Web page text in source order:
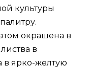
культуры
окрашена в
в
в ярко-желтую